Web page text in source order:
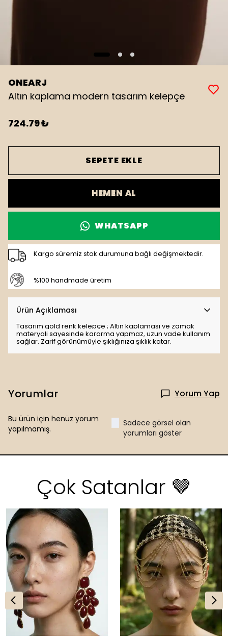
ONEARJ
Altın kaplama modern tasarım kelepçe
724.79 ₺
SEPETE EKLE
HEMEN AL
WHATSAPP
Kargo süremiz stok durumuna bağlı değişmektedir.
%100 handmade üretim
Ürün Açıklaması
Tasarım gold renk kelepçe ; Altın kaplaması ve zamak
materyali sayesinde kararma yapmaz, uzun vade kullanım
sağlar. Zarif görünümüyle şıklığınıza şıklık katar.
Yorumlar Yorum Yap
Bu ürün için henüz yorum
yapılmamış.
Sadece görsel olan
yorumları göster
Çok Satanlar 🤎